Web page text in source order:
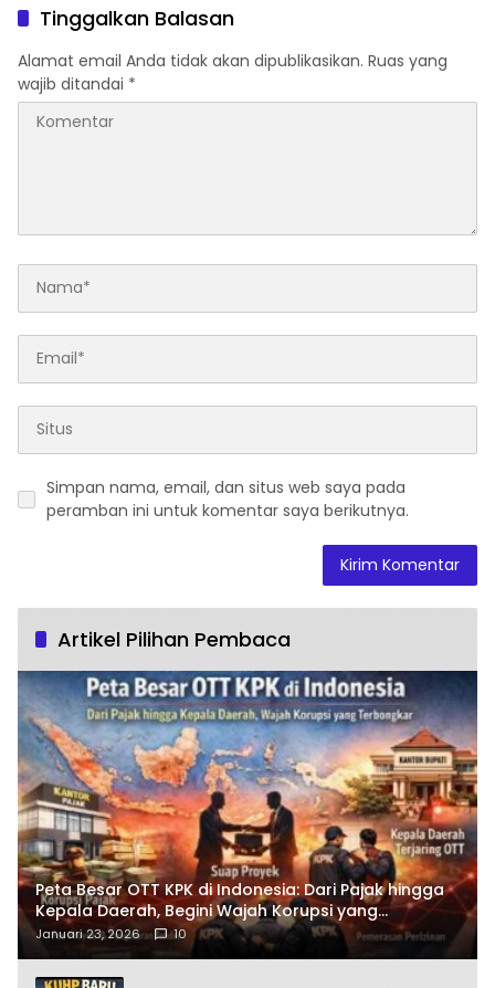
Tinggalkan Balasan
Alamat email Anda tidak akan dipublikasikan. Ruas yang
wajib ditandai *
Simpan nama, email, dan situs web saya pada
peramban ini untuk komentar saya berikutnya.
Artikel Pilihan Pembaca
Peta Besar OTT KPK di Indonesia: Dari Pajak hingga
Kepala Daerah, Begini Wajah Korupsi yang
Terbongkar
Januari 23, 2026 10